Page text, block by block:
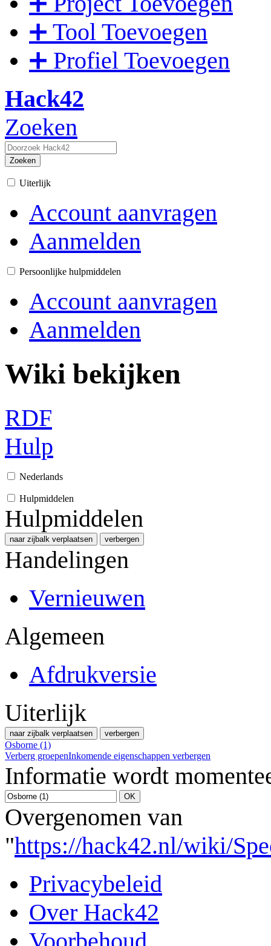
➕ Tool Toevoegen
➕ Profiel Toevoegen
Hack42
Zoeken
Zoeken
Uiterlijk
Account aanvragen
Aanmelden
Persoonlijke hulpmiddelen
Account aanvragen
Aanmelden
Wiki bekijken
RDF
Hulp
Nederlands
Hulpmiddelen
Hulpmiddelen
naar zijbalk verplaatsen verbergen
Handelingen
Vernieuwen
Algemeen
Afdrukversie
Uiterlijk
naar zijbalk verplaatsen verbergen
Osborne (1)
Verberg groepenInkomende eigenschappen verbergen
Informatie wordt
Overgenomen van
"https://hack42.nl/wiki/
Privacybeleid
Over Hack42